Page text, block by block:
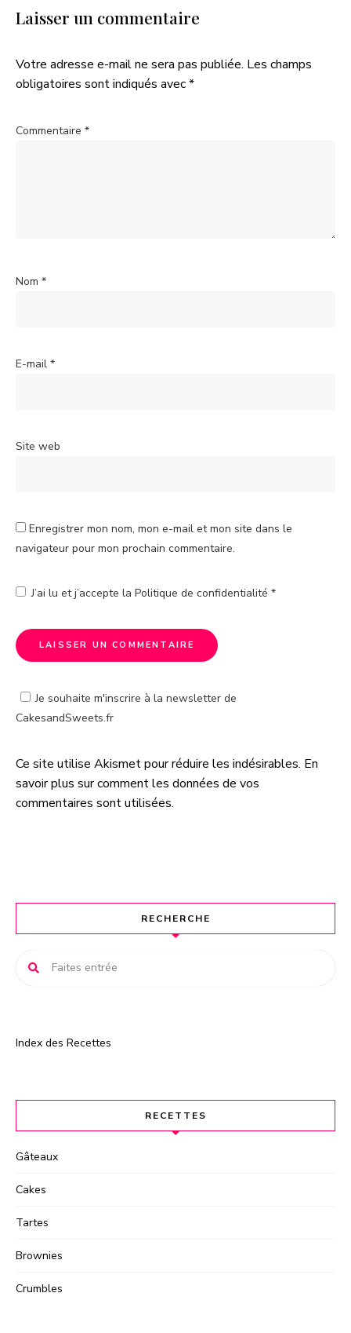
Laisser un commentaire
Votre adresse e-mail ne sera pas publiée. Les champs
obligatoires sont indiqués avec*
Commentaire *
Nom *
E-mail *
Site web
Enregistrer mon nom, mon e-mail et mon site dans le
navigateur pour mon prochain commentaire.
J’ai lu et j’accepte la Politique de confidentialité *
Je souhaite m'inscrire à la newsletter de
CakesandSweets.fr
A
l
t
t
Ce site utilise Akismet pour réduire les indésirables. En
savoir plus sur comment les données de vos
commentaires sont utilisées.
RECHERCHE
Index des Recettes
RECETTES
Gâteaux
Cakes
Tartes
Brownies
Crumbles